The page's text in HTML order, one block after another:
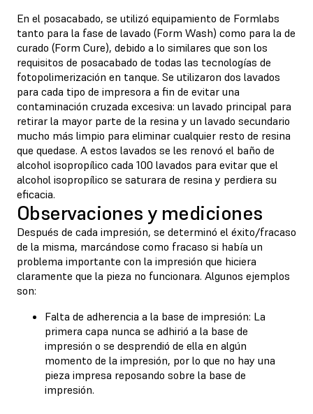
En el posacabado, se utilizó equipamiento de Formlabs
tanto para la fase de lavado (Form Wash) como para la de
curado (Form Cure), debido a lo similares que son los
requisitos de posacabado de todas las tecnologías de
fotopolimerización en tanque. Se utilizaron dos lavados
para cada tipo de impresora a fin de evitar una
contaminación cruzada excesiva: un lavado principal para
retirar la mayor parte de la resina y un lavado secundario
mucho más limpio para eliminar cualquier resto de resina
que quedase. A estos lavados se les renovó el baño de
alcohol isopropílico cada 100 lavados para evitar que el
alcohol isopropílico se saturara de resina y perdiera su
eficacia.
Observaciones y mediciones
Después de cada impresión, se determinó el éxito/fracaso
de la misma, marcándose como fracaso si había un
problema importante con la impresión que hiciera
claramente que la pieza no funcionara. Algunos ejemplos
son:
Falta de adherencia a la base de impresión: La
primera capa nunca se adhirió a la base de
impresión o se desprendió de ella en algún
momento de la impresión, por lo que no hay una
pieza impresa reposando sobre la base de
impresión.